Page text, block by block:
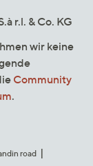
r.l. & Co. KG
wir keine
Community
.
road